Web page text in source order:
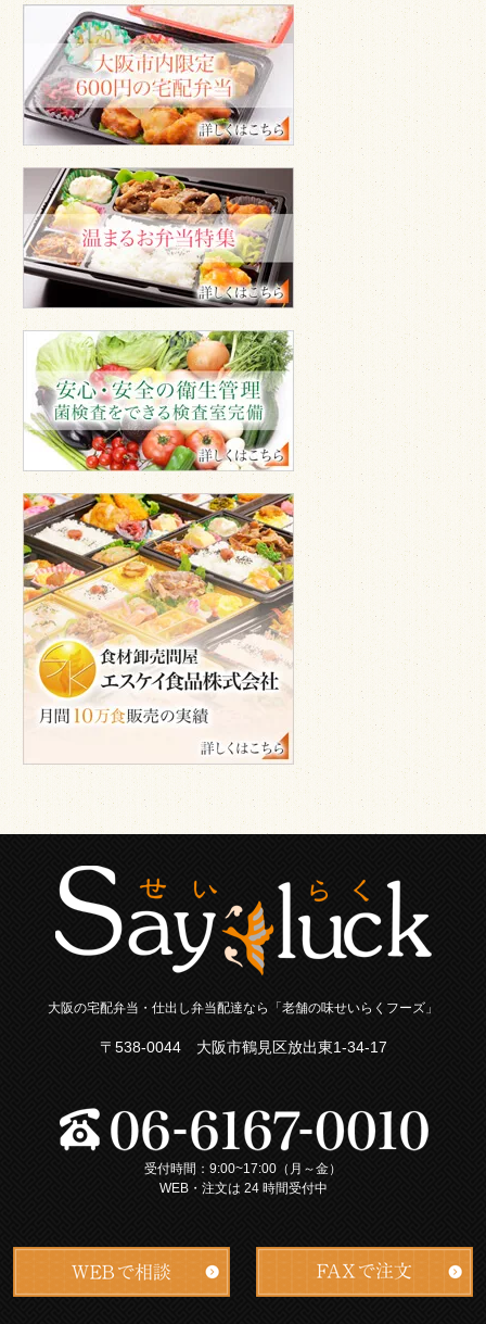
宅
配
弁
当
る
お
弁
心
安
全
の
生
管
理
エ
ス
ケ
イ
食
品
株
式
会
大阪の宅配弁当・仕出し弁当配達なら「老舗の味せいらくフーズ」
〒538-0044 大阪市鶴見区放出東1-34-17
受付時間：9:00~17:00（月～金）
WEB・注文は 24 時間受付中